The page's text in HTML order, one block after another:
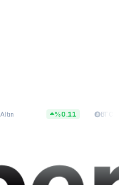
BTC $64.377,11